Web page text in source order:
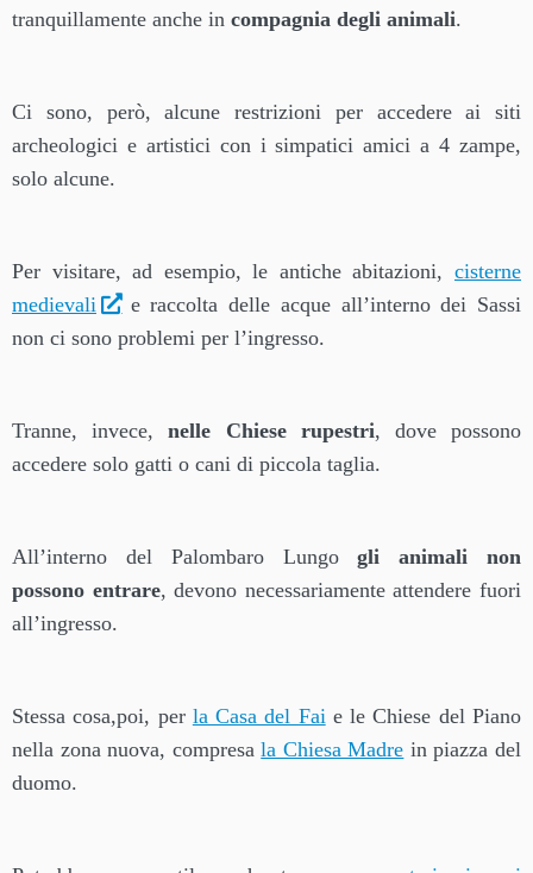
tranquillamente anche in compagnia degli animali.
Ci sono, però, alcune restrizioni per accedere ai siti
archeologici e artistici con i simpatici amici a 4 zampe,
solo alcune.
Per visitare, ad esempio, le antiche abitazioni, cisterne
medievali
e raccolta delle acque all’interno dei Sassi
non ci sono problemi per l’ingresso.
Tranne, invece,nelle Chiese rupestri, dove possono
accedere solo gatti o cani di piccola taglia.
All’interno del Palombaro Lungogli animali non
possono entrare, devono necessariamente attendere fuori
all’ingresso.
Stessa cosa,poi, per la Casa del Fai e le Chiese del Piano
nella zona nuova, compresala Chiesa Madre in piazza del
duomo.